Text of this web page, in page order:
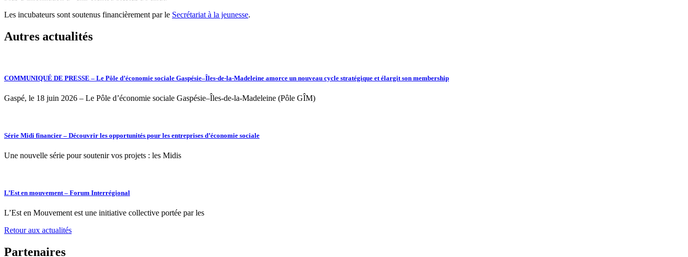
Les incubateurs sont soutenus financièrement par le Secrétariat à la jeunesse.
Autres actualités
COMMUNIQUÉ DE PRESSE – Le Pôle d’économie sociale Gaspésie–Îles‑de‑la‑Madeleine amorce un nouveau cycle stratégique et élargit son membership
Gaspé, le 18 juin 2026 – Le Pôle d’économie sociale Gaspésie–Îles‑de‑la‑Madeleine (Pôle GÎM)
Série Midi financier – Découvrir les opportunités pour les entreprises d’économie sociale
Une nouvelle série pour soutenir vos projets : les Midis
L’Est en mouvement – Forum Interrégional
L’Est en Mouvement est une initiative collective portée par les
Retour aux actualités
Partenaires